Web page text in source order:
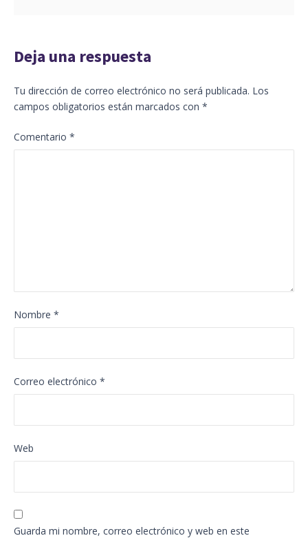
Deja una respuesta
Tu dirección de correo electrónico no será publicada. Los
campos obligatorios están marcados con *
Comentario *
Nombre *
Correo electrónico *
Web
Guarda mi nombre, correo electrónico y web en este